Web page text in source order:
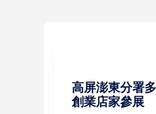
高屏澎東分署
創業店家參展